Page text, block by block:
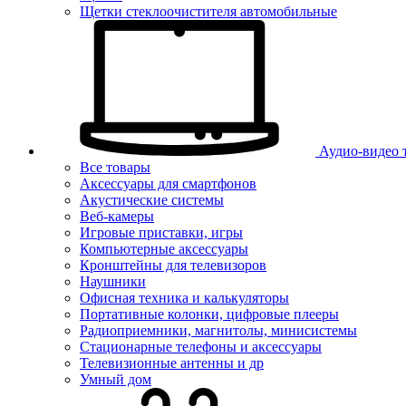
Щетки стеклоочистителя автомобильные
Аудио-видео
Все товары
Аксессуары для смартфонов
Акустические системы
Веб-камеры
Игровые приставки, игры
Компьютерные аксессуары
Кронштейны для телевизоров
Наушники
Офисная техника и калькуляторы
Портативные колонки, цифровые плееры
Радиоприемники, магнитолы, минисистемы
Стационарные телефоны и аксессуары
Телевизионные антенны и др
Умный дом